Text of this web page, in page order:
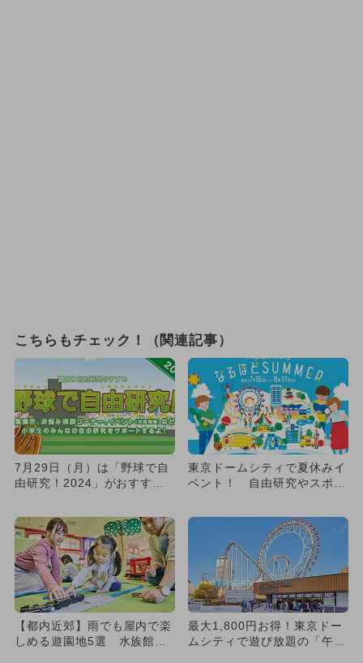
こちらもチェック！（関連記事）
7月29日（月）は「野球で自
由研究！2024」がおすす
東京ドームシティで夏休みイ
ベント！ 自由研究やスポー
【都内近郊】雨でも屋内で楽
しめる遊園地5選 水族館＆
最大1,800円お得！東京ドー
ムシティで遊び放題の「午後